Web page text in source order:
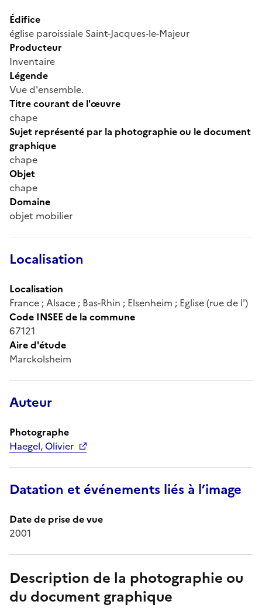
Édifice
église paroissiale Saint-Jacques-le-Majeur
Producteur
Inventaire
Légende
Vue d'ensemble.
Titre courant de l'œuvre
chape
Sujet représenté par la photographie ou le document
graphique
chape
Objet
chape
Domaine
objet mobilier
Localisation
Localisation
France ; Alsace ; Bas-Rhin ; Elsenheim ; Eglise (rue de l')
Code INSEE de la commune
67121
Aire d'étude
Marckolsheim
Auteur
Photographe
Haegel, Olivier
Datation et événements liés à l’image
Date de prise de vue
2001
Description de la photographie ou
du document graphique